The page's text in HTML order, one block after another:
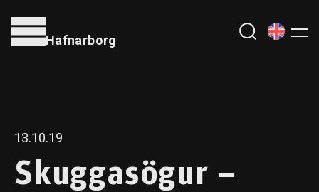
Hafnarborg
13.10.19
Skuggasögur –